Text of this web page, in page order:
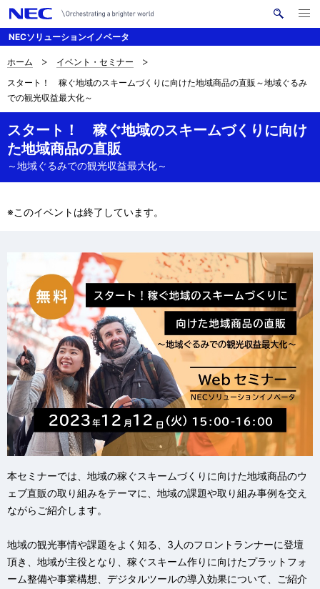
NECソリューションイノベータ
検
メ
ニ
く
ナ
ビ
ゲ
ー
シ
ョ
サ
イ
内
の
ホーム
イベント・セミナー
スタート！ 稼ぐ地域のスキームづくりに向けた地域商品の直販～地域ぐるみ
での観光収益最大化～
スタート！ 稼ぐ地域のスキームづくりに向け
た地域商品の直販
～地域ぐるみでの観光収益最大化～
※このイベントは終了しています。
本セミナーでは、地域の稼ぐスキームづくりに向けた地域商品のウ
ェブ直販の取り組みをテーマに、地域の課題や取り組み事例を交え
ながらご紹介します。
地域の観光事情や課題をよく知る、3人のフロントランナーに登壇
頂き、地域が主役となり、稼ぐスキーム作りに向けたプラットフォ
ーム整備や事業構想、デジタルツールの導入効果について、ご紹介